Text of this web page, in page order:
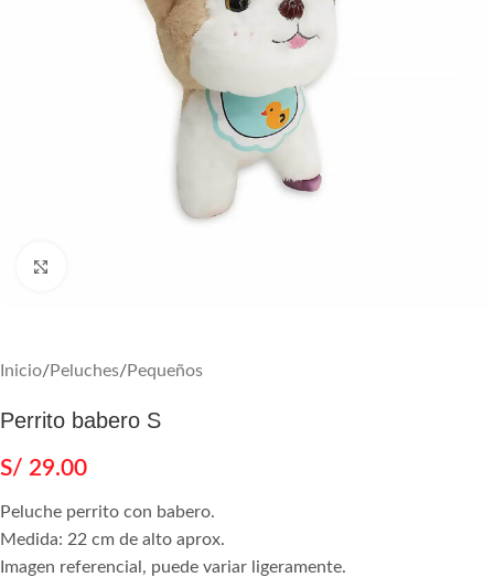
Inicio/Peluches/Pequeños
Perrito babero S
S/ 29.00
Peluche perrito con babero.
Medida: 22 cm de alto aprox.
Imagen referencial, puede variar ligeramente.